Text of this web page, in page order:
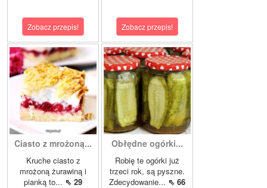
Zobacz przepis! Zobacz przepis!
Ciasto z mrożoną...
Kruche ciasto z
mrożoną żurawiną i
pianką to... ⇖ 29
Obłędne ogórki...
Robię te ogórki już
trzeci rok, są pyszne.
Zdecydowanie... ⇖ 66